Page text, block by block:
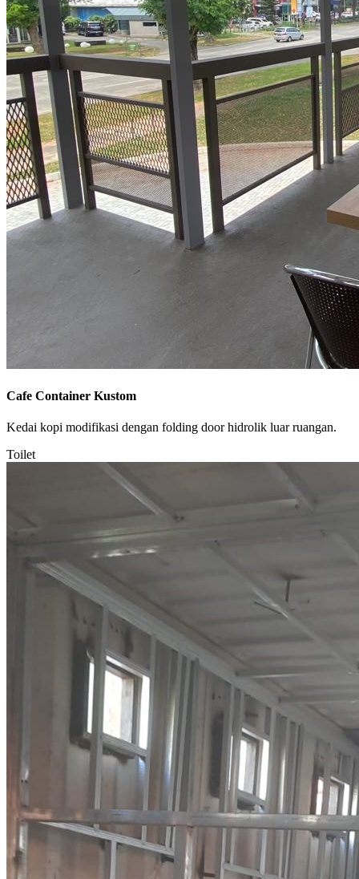
Cafe Container Kustom
Kedai kopi modifikasi dengan folding door hidrolik luar ruangan.
Toilet